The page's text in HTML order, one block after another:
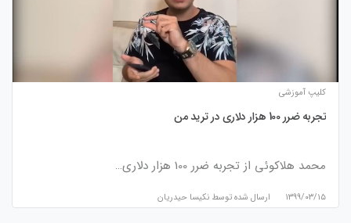
کلیپ آموزشی
تجربه ضرر 100 هزار دلاری در ترید من
محمد هلاكوئى از تجربه ضرر 100 هزار دلاری…
۱۳۹۹/۰۳/۱۵ ارسال شده توسط نكيسا حيدريان